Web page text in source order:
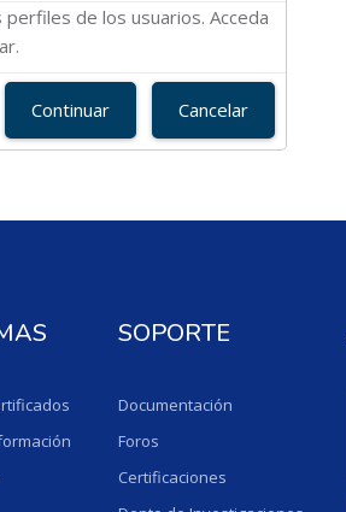
de los usuarios. Acceda
Continuar Cancelar
SOPORTE
Documentación
Foros
Certificaciones